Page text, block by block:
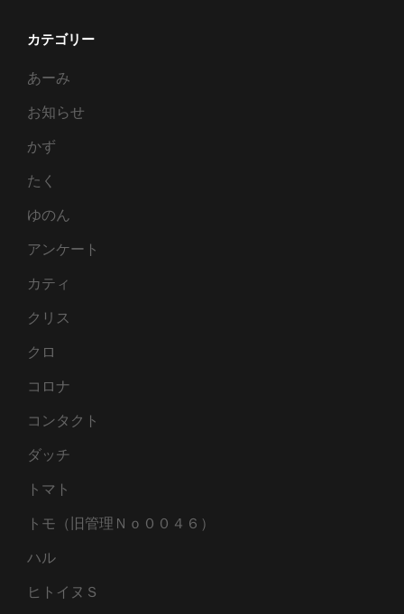
カテゴリー
あーみ
お知らせ
かず
たく
ゆのん
アンケート
カティ
クリス
クロ
コロナ
コンタクト
ダッチ
トマト
トモ（旧管理Ｎｏ００４６）
ハル
ヒトイヌＳ